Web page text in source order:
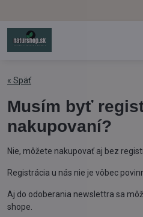
« Späť
Musím byť
nakupovaní?
Nie, môžete nakupovať aj bez
Registrácia u nás nie je vôbec
Aj do odoberania newslettra sa
shope.